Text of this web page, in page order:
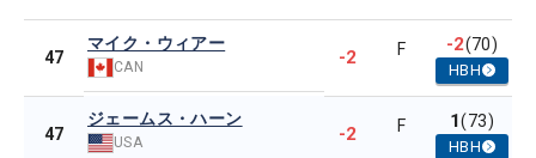
47
マイク・ウィアー
CAN -2 F -2(70)
HBH
47
ジェームス・ハーン
USA -2 F 1(73)
HBH